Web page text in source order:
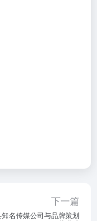
下一篇
名传媒公司与品牌策划